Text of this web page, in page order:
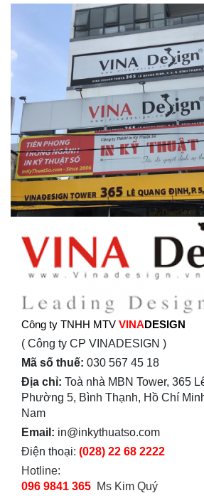
Công ty TNHH MTV VINADESIGN
( Công ty CP VINADESIGN )
Mã số thuế: 030 567 45 18
Địa chỉ: Toà nhà MBN Tower, 365
Phường 5, Bình Thạnh, Hồ Chí
Nam
Email: in@inkythuatso.com
Điện thoại: (028) 22 68 2222
Hotline:
096 9841 365 Ms Kim Quý